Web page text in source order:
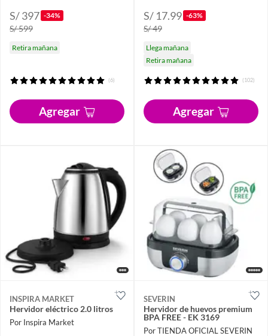
S/ 397 -34%
S/ 599
Retira mañana
(6)
Agregar
S/ 17.99 -63%
S/ 49
Llega mañana
Retira mañana
(102)
Agregar
INSPIRA MARKET
Hervidor eléctrico 2.0 litros
Por Inspira Market
SEVERIN
Hervidor de huevos premium
BPA FREE - EK 3169
Por TIENDA OFICIAL SEVERIN